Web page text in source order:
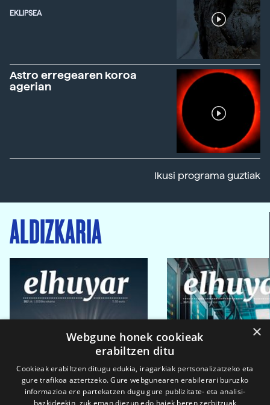
EKLIPSEA
Astro erregearen koroa
agerian
Ikusi programa guztiak
ALDIZKARIA
×
Webgune honek cookieak
erabiltzen ditu
Cookieak erabiltzen ditugu edukia, iragarkiak pertsonalizatzeko eta
gure trafikoa aztertzeko. Gure webgunearen erabilerari buruzko
informazioa ere partekatzen dugu gure publizitate- eta analisi-
bazkideekin, zuk eman diezun edo haiek beren zerbitzuak